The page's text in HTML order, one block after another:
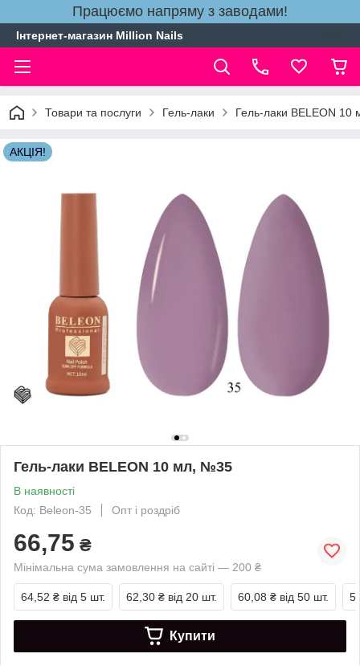
Працюємо напряму з заводами!
Інтернет-магазин Million Nails
Товари та послуги Гель-лаки Гель-лаки BELEON
АКЦІЯ!
Гель-лаки BELEON 10 мл, №35
В наявності
Код: Beleon-35
Опт і роздріб
66,75 ₴
Мінімальна сума замовлення на сайті — 200 ₴
64,52 ₴ від 5 шт. 62,30 ₴ від 20 шт. 60,08 ₴ від 50 шт.
Купити